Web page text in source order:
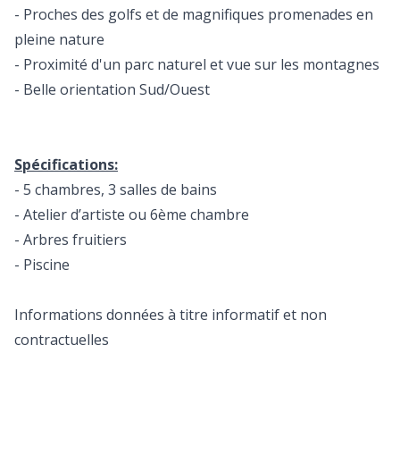
- Proches des golfs et de magnifiques promenades en
pleine nature
- Proximité d'un parc naturel et vue sur les montagnes
- Belle orientation Sud/Ouest
Spécifications:
- 5 chambres, 3 salles de bains
- Atelier d’artiste ou 6ème chambre
- Arbres fruitiers
- Piscine
Informations données à titre informatif et non
contractuelles